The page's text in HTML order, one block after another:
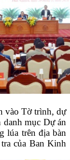
vào Tờ trình, dự
mục Dự án
lúa trên địa bàn
của Ban Kinh